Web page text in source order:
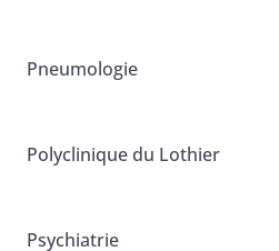
Pneumologie
Polyclinique du Lothier
Psychiatrie